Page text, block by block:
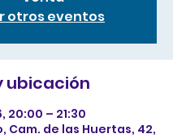
otros eventos
ubicación
20:00 – 21:30
Cam. de las Huertas, 42,